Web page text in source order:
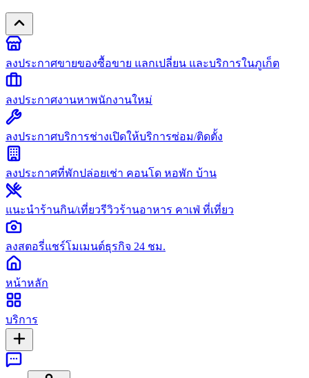
ลงประกาศขายของซื้อขาย แลกเปลี่ยน และบริการในภูเก็ต
ลงประกาศงานหาพนักงานใหม่
ลงประกาศบริการช่างเปิดให้บริการซ่อม/ติดตั้ง
ลงประกาศที่พักปล่อยเช่า คอนโด หอพัก บ้าน
แนะนำร้านกิน/เที่ยวรีวิวร้านอาหาร คาเฟ่ ที่เที่ยว
ลงสตอรี่แชร์โมเมนต์ธุรกิจ 24 ชม.
หน้าหลัก
บริการ